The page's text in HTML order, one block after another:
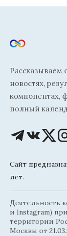
Рассказываем
новостях,
компонентах,
полный
Сайт
лет.
Деятельность
и Instagram)
территории
Москвы от